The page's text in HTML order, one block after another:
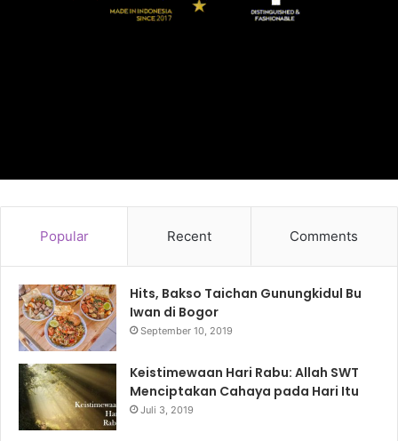
Popular Recent Comments
Hits, Bakso Taichan Gunungkidul Bu
Iwan di Bogor
September 10, 2019
Keistimewaan Hari Rabu: Allah SWT
Menciptakan Cahaya pada Hari Itu
Juli 3, 2019